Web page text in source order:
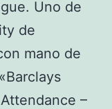
Uno de
de
mano de
–